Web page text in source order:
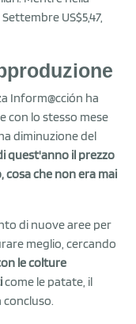
US$5,47,
Inform@cción ha
con lo stesso mese
diminuzione del
quest'anno il prezzo
cosa che non era mai
di nuove aree per
meglio, cercando
le colture
come le patate, il
concluso.